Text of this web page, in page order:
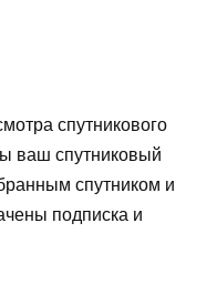
спутникового
ваш спутниковый
спутником и
подписка и